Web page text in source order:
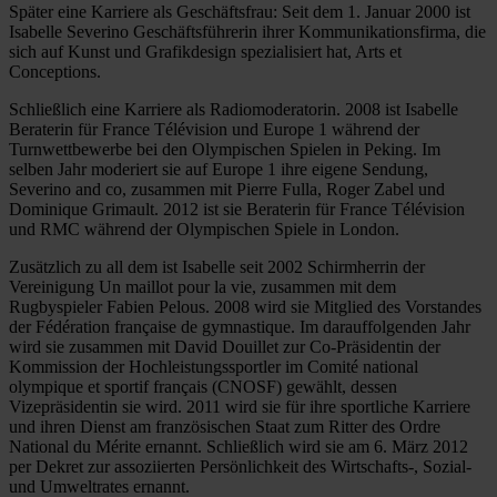
Später eine Karriere als Geschäftsfrau: Seit dem 1. Januar 2000 ist
Isabelle Severino Geschäftsführerin ihrer Kommunikationsfirma, die
sich auf Kunst und Grafikdesign spezialisiert hat, Arts et
Conceptions.
Schließlich eine Karriere als Radiomoderatorin. 2008 ist Isabelle
Beraterin für France Télévision und Europe 1 während der
Turnwettbewerbe bei den Olympischen Spielen in Peking. Im
selben Jahr moderiert sie auf Europe 1 ihre eigene Sendung,
Severino and co, zusammen mit Pierre Fulla, Roger Zabel und
Dominique Grimault. 2012 ist sie Beraterin für France Télévision
und RMC während der Olympischen Spiele in London.
Zusätzlich zu all dem ist Isabelle seit 2002 Schirmherrin der
Vereinigung Un maillot pour la vie, zusammen mit dem
Rugbyspieler Fabien Pelous. 2008 wird sie Mitglied des Vorstandes
der Fédération française de gymnastique. Im darauffolgenden Jahr
wird sie zusammen mit David Douillet zur Co-Präsidentin der
Kommission der Hochleistungssportler im Comité national
olympique et sportif français (CNOSF) gewählt, dessen
Vizepräsidentin sie wird. 2011 wird sie für ihre sportliche Karriere
und ihren Dienst am französischen Staat zum Ritter des Ordre
National du Mérite ernannt. Schließlich wird sie am 6. März 2012
per Dekret zur assoziierten Persönlichkeit des Wirtschafts-, Sozial-
und Umweltrates ernannt.